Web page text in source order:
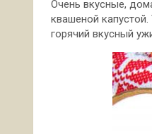
Очень вкусные,
квашеной
горячий вкусный